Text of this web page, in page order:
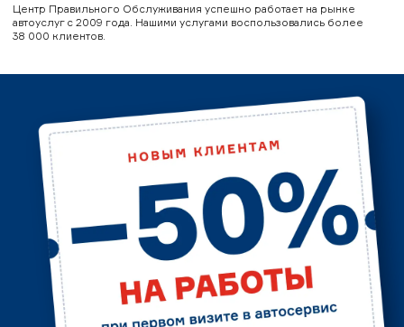
Центр Правильного Обслуживания успешно работает на рынке
автоуслуг с 2009 года. Нашими услугами воспользовались более
38 000 клиентов.